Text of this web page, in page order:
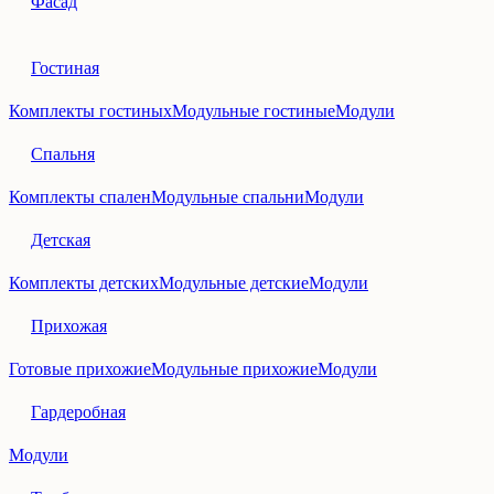
Гостиная
Комплекты гостиныхМодульные гостиныеМодули
Спальня
Комплекты спаленМодульные спальниМодули
Детская
Комплекты детскихМодульные детскиеМодули
Прихожая
Готовые прихожиеМодульные прихожиеМодули
Гардеробная
Модули